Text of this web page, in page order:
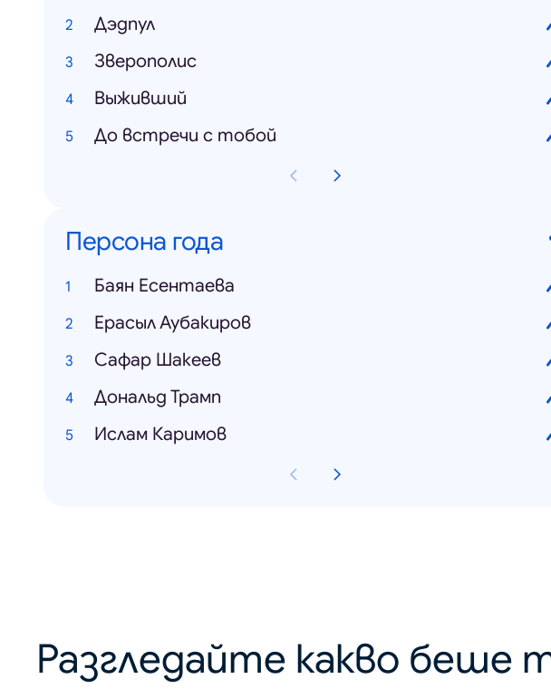
Дэдпул
Зверополис
Выживший
До встречи с тобой
Персона года
Баян Есентаева
Ерасыл Аубакиров
Сафар Шакеев
Дональд Трамп
Ислам Каримов
Разгледайте какво беше